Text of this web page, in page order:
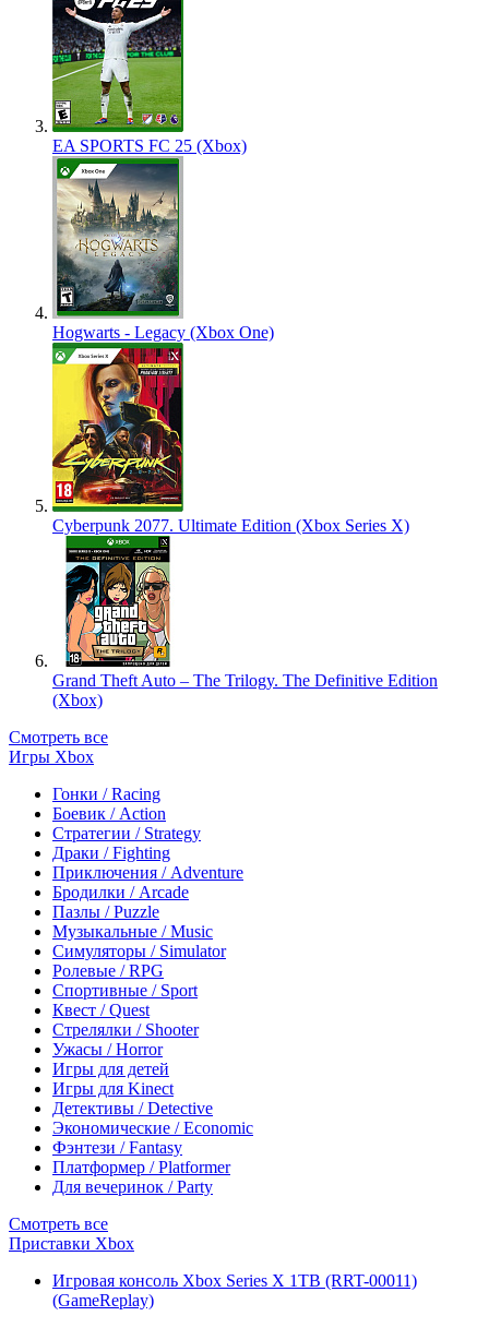
EA SPORTS FC 25 (Xbox)
Hogwarts - Legacy (Xbox One)
Cyberpunk 2077. Ultimate Edition (Xbox Series X)
Grand Theft Auto – The Trilogy. The Definitive Edition
(Xbox)
Смотреть все
Игры Xbox
Гонки / Racing
Боевик / Action
Стратегии / Strategy
Драки / Fighting
Приключения / Adventure
Бродилки / Arcade
Пазлы / Puzzle
Музыкальные / Music
Симуляторы / Simulator
Ролевые / RPG
Спортивные / Sport
Квест / Quest
Стрелялки / Shooter
Ужасы / Horror
Игры для детей
Игры для Kinect
Детективы / Detective
Экономические / Economic
Фэнтези / Fantasy
Платформер / Platformer
Для вечеринок / Party
Смотреть все
Приставки Xbox
Игровая консоль Xbox Series X 1TB (RRT-00011)
(GameReplay)